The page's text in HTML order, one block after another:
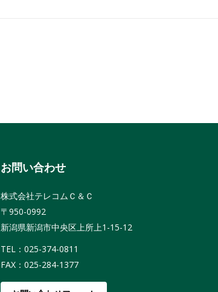
お問い合わせ
株式会社テレコムＣ＆Ｃ
〒950-0992
新潟県新潟市中央区上所上1-15-12
TEL：025-374-0811
FAX：025-284-1377